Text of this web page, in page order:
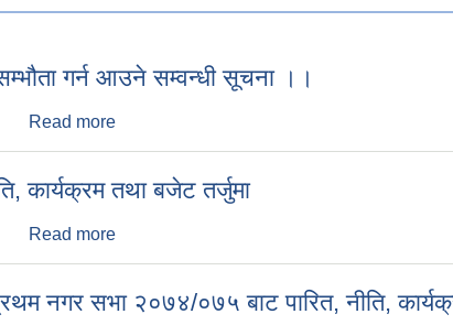
सम्भौता गर्न आउने सम्वन्धी सूचना ।।
Read more
कार्यक्रम तथा बजेट तर्जुमा
Read more
नगर सभा २०७४/०७५ बाट पारित, नीति,